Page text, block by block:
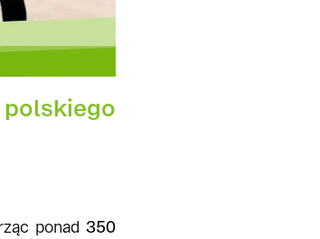
ponad 350